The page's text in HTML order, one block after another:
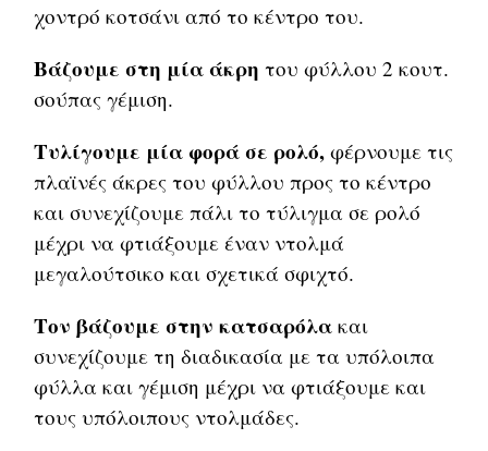
χοντρό κοτσάνι από το κέντρο του.
Βάζουμε στη μία άκρη του φύλλου 2 κουτ.
σούπας γέμιση.
Τυλίγουμε μία φορά σε ρολό, φέρνουμε τις
πλαϊνές άκρες του φύλλου προς το κέντρο
και συνεχίζουμε πάλι το τύλιγμα σε ρολό
μέχρι να φτιάξουμε έναν ντολμά
μεγαλούτσικο και σχετικά σφιχτό.
Τον βάζουμε στην κατσαρόλα και
συνεχίζουμε τη διαδικασία με τα υπόλοιπα
φύλλα και γέμιση μέχρι να φτιάξουμε και
τους υπόλοιπους ντολμάδες.